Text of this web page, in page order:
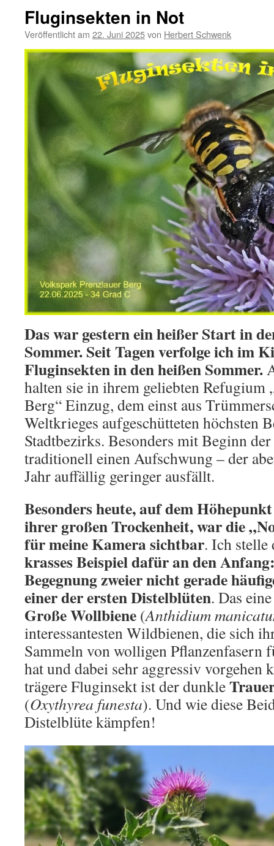
Fluginsekten in Not
Veröffentlicht am 22. Juni 2025von Herbert Schwenk
Das war gestern ein heißer Start in
Sommer. Seit Tagen verfolge ich im
Fluginsekten in den heißen Sommer.
halten sie in ihrem geliebten Refugium
Berg“ Einzug, dem einst aus
Weltkrieges aufgeschütteten höchsten
Stadtbezirks. Besonders mit Beginn
traditionell einen Aufschwung – der
Jahr auffällig geringer ausfällt.
Besonders heute, auf dem
ihrer großen Trockenheit, war die
für meine Kamera sichtbar. Ich
krasses Beispiel dafür an den
Begegnung zweier nicht gerade
einer der ersten Distelblüten. Das
Große Wollbiene (Anthidium
interessantesten Wildbienen, die sich
Sammeln von wolligen Pflanzenfasern
hat und dabei sehr aggressiv vorgehen
trägere Fluginsekt ist der dunkle
(Oxythyrea funesta). Und wie diese
Distelblüte kämpfen!